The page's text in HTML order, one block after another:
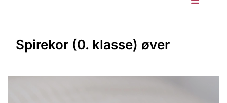
Spirekor (0. klasse) øver